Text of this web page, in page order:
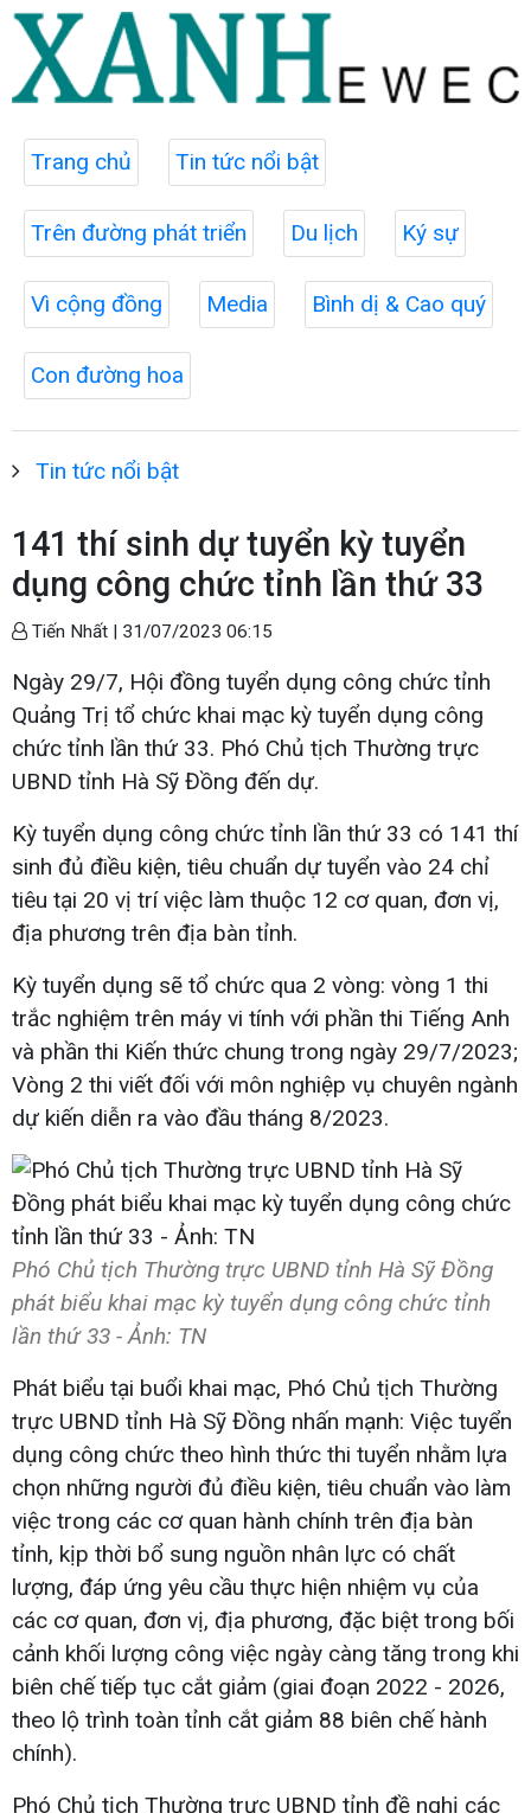
Trang chủ Tin tức nổi bật
Trên đường phát triển Du lịch Ký sự
Vì cộng đồng Media Bình dị & Cao quý
Con đường hoa
Tin tức nổi bật
141 thí sinh dự tuyển kỳ tuyển
dụng công chức tỉnh lần thứ 33
Tiến Nhất | 31/07/2023 06:15
Ngày 29/7, Hội đồng tuyển dụng công chức tỉnh
Quảng Trị tổ chức khai mạc kỳ tuyển dụng công
chức tỉnh lần thứ 33. Phó Chủ tịch Thường trực
UBND tỉnh Hà Sỹ Đồng đến dự.
Kỳ tuyển dụng công chức tỉnh lần thứ 33 có 141 thí
sinh đủ điều kiện, tiêu chuẩn dự tuyển vào 24 chỉ
tiêu tại 20 vị trí việc làm thuộc 12 cơ quan, đơn vị,
địa phương trên địa bàn tỉnh.
Kỳ tuyển dụng sẽ tổ chức qua 2 vòng: vòng 1 thi
trắc nghiệm trên máy vi tính với phần thi Tiếng Anh
và phần thi Kiến thức chung trong ngày 29/7/2023;
Vòng 2 thi viết đối với môn nghiệp vụ chuyên ngành
dự kiến diễn ra vào đầu tháng 8/2023.
Phó Chủ tịch Thường trực UBND tỉnh Hà Sỹ Đồng
phát biểu khai mạc kỳ tuyển dụng công chức tỉnh
lần thứ 33 - Ảnh: TN
Phát biểu tại buổi khai mạc, Phó Chủ tịch Thường
trực UBND tỉnh Hà Sỹ Đồng nhấn mạnh: Việc tuyển
dụng công chức theo hình thức thi tuyển nhằm lựa
chọn những người đủ điều kiện, tiêu chuẩn vào làm
việc trong các cơ quan hành chính trên địa bàn
tỉnh, kịp thời bổ sung nguồn nhân lực có chất
lượng, đáp ứng yêu cầu thực hiện nhiệm vụ của
các cơ quan, đơn vị, địa phương, đặc biệt trong bối
cảnh khối lượng công việc ngày càng tăng trong khi
biên chế tiếp tục cắt giảm (giai đoạn 2022 - 2026,
theo lộ trình toàn tỉnh cắt giảm 88 biên chế hành
chính).
Phó Chủ tịch Thường trực UBND tỉnh đề nghị các